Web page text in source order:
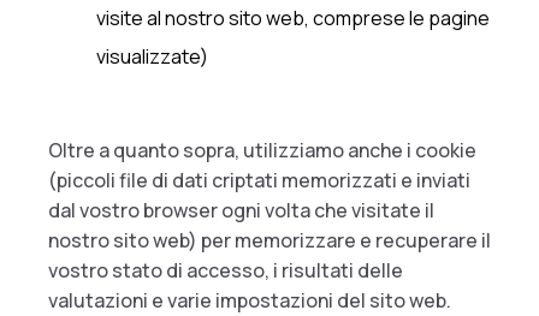
visite al nostro sito web, comprese le pagine
visualizzate)
Oltre a quanto sopra, utilizziamo anche i cookie
(piccoli file di dati criptati memorizzati e inviati
dal vostro browser ogni volta che visitate il
nostro sito web) per memorizzare e recuperare il
vostro stato di accesso, i risultati delle
valutazioni e varie impostazioni del sito web.